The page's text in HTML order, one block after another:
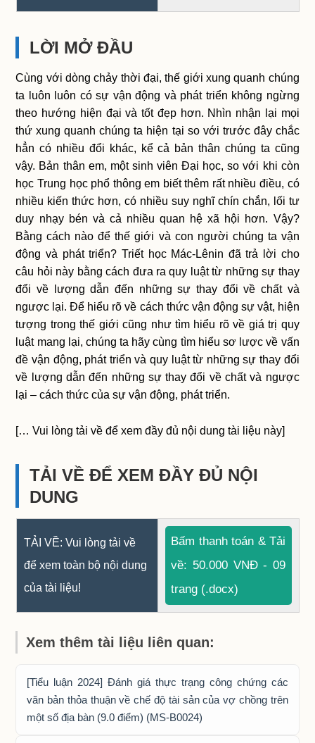
LỜI MỞ ĐẦU
Cùng với dòng chảy thời đại, thế giới xung quanh chúng
ta luôn luôn có sự vận động và phát triển không ngừng
theo hướng hiện đại và tốt đẹp hơn. Nhìn nhận lại mọi
thứ xung quanh chúng ta hiện tại so với trước đây chắc
hẳn có nhiều đổi khác, kể cả bản thân chúng ta cũng
vậy. Bản thân em, một sinh viên Đại học, so với khi còn
học Trung học phổ thông em biết thêm rất nhiều điều, có
nhiều kiến thức hơn, có nhiều suy nghĩ chín chắn, lối tư
duy nhạy bén và cả nhiều quan hệ xã hội hơn. Vậy?
Bằng cách nào để thế giới và con người chúng ta vận
động và phát triển? Triết học Mác-Lênin đã trả lời cho
câu hỏi này bằng cách đưa ra quy luật từ những sự thay
đổi về lượng dẫn đến những sự thay đổi về chất và
ngược lại. Để hiểu rõ về cách thức vận động sự vật, hiện
tượng trong thế giới cũng như tìm hiểu rõ về giá trị quy
luật mang lại, chúng ta hãy cùng tìm hiểu sơ lược về vấn
đề vận động, phát triển và quy luật từ những sự thay đổi
về lượng dẫn đến những sự thay đổi về chất và ngược
lại – cách thức của sự vận động, phát triển.
[… Vui lòng tải về để xem đầy đủ nội dung tài liệu này]
TẢI VỀ ĐỂ XEM ĐẦY ĐỦ NỘI
DUNG
TẢI VỀ: Vui lòng tải về
để xem toàn bộ nội dung
của tài liệu!
Bấm thanh toán & Tải
về: 50.000 VNĐ - 09
trang (.docx)
Xem thêm tài liệu liên quan:
[Tiểu luận 2024] Đánh giá thực trạng công chứng các
văn bản thỏa thuận về chế độ tài sản của vợ chồng trên
một số địa bàn (9.0 điểm) (MS-B0024)